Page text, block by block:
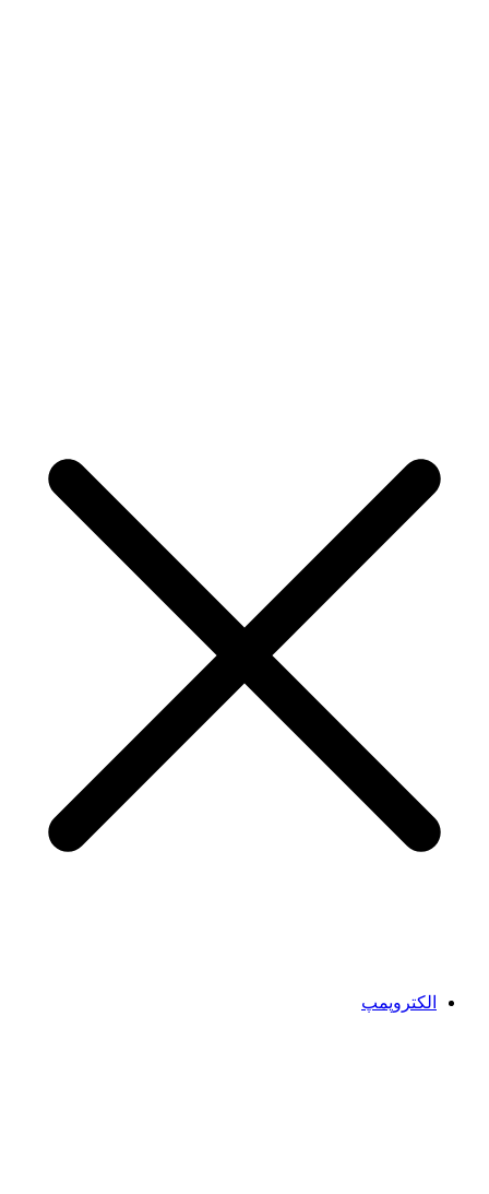
الکتروپمپ